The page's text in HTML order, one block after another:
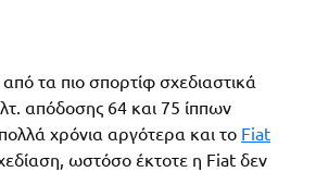
τα πιο σπορτίφ σχεδιαστικά
απόδοσης 64 και 75 ίππων
χρόνια αργότερα και το Fiat
ωστόσο έκτοτε η Fiat δεν